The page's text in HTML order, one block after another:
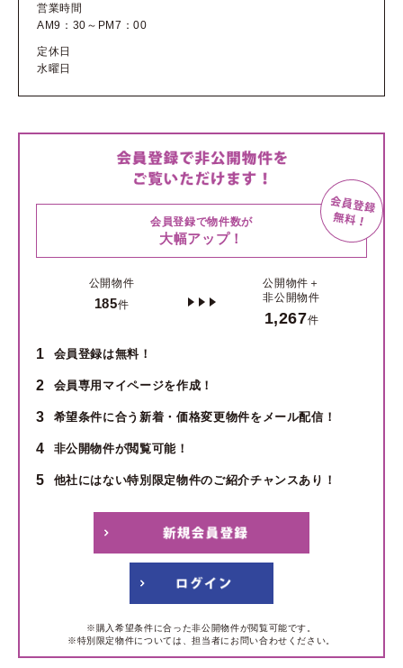
営業時間
AM9：30～PM7：00
定休日
水曜日
会員登録で物件数が
大幅アップ！
公開物件
185件
公開物件＋
非公開物件
1,267件
1 会員登録は無料！
2 会員専用マイページを作成！
3 希望条件に合う新着・価格変更物件をメール配信！
4 非公開物件が閲覧可能！
5 他社にはない特別限定物件のご紹介チャンスあり！
※購入希望条件に合った非公開物件が閲覧可能です。
※特別限定物件については、担当者にお問い合わせください。